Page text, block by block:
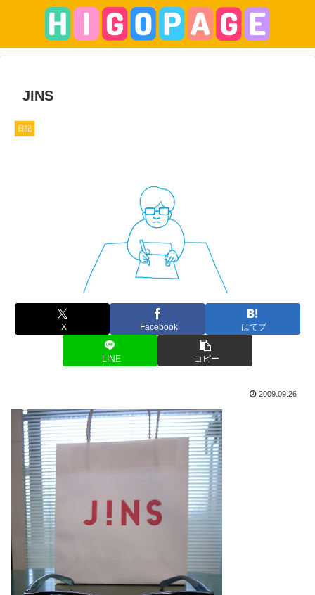
JINS
日記
X Facebook はてブ
LINE コピー
2009.09.26